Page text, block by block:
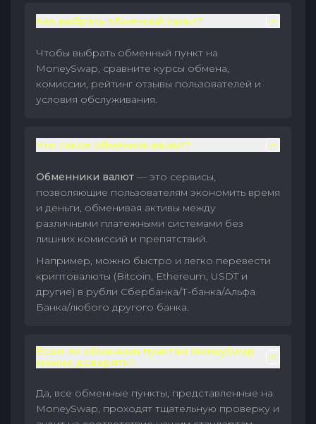
Как выбрать обменный пункт?
Чтобы выбрать обменный пункт на
MoneySwap, сравните курсы обмена,
комиссии, рейтинг отзывы пользователей и
условия обслуживания.
Что такое обменник валют?
Обменники валют — это сервисы,
позволяющие пользователям экономить время
и деньги, обменивая активы между
различными платежными системами без
лишних комиссий и препятствий.
Например, можно быстро и легко перевести
криптовалюты (Bitcoin, Ethereum, USDT и
другие) в рубли Сбербанка/Т-банка/Альфа
Банка/любого другого банка.
Всем ли обменным пунктам MoneySwap
можно доверять?
Да, все обменные пункты, представленные на
MoneySwap, проходят тщательную проверку и